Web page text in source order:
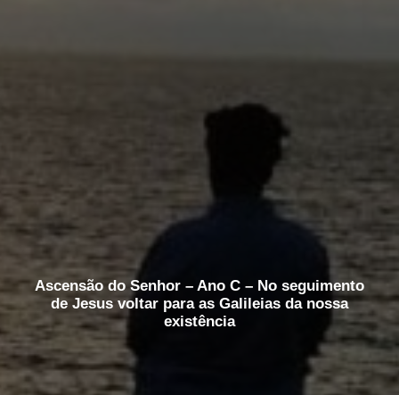
Ascensão do Senhor – Ano C – No seguimento
de Jesus voltar para as Galileias da nossa
existência